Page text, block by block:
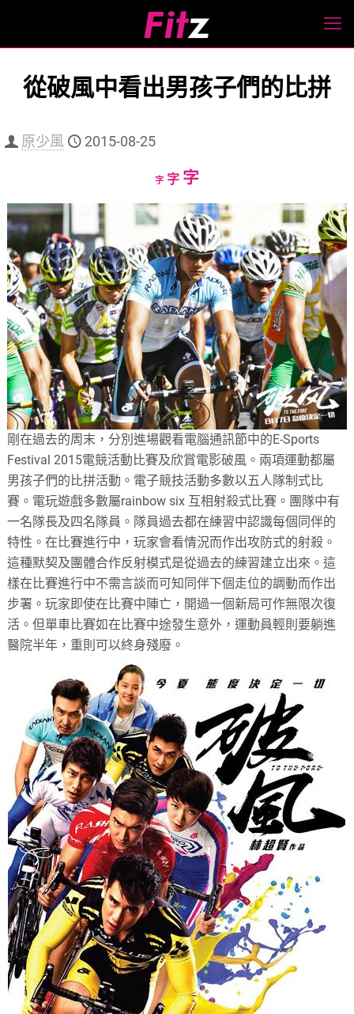
從破風中看出男孩子們的比拼
原少風 2015-08-25
字Decrease
字Reset
size.
字Increase
size.
剛在過去的周末，分別進場觀看電腦通訊節中的E-Sports
Festival 2015電競活動比賽及欣賞電影破風。兩項運動都屬
男孩子們的比拼活動。電子競技活動多數以五人隊制式比
賽。電玩遊戲多數屬rainbow six 互相射殺式比賽。團隊中有
一名隊長及四名隊員。隊員過去都在練習中認識每個同伴的
特性。在比賽進行中，玩家會看情況而作出攻防式的射殺。
這種默契及團體合作反射模式是從過去的練習建立出來。這
樣在比賽進行中不需言談而可知同伴下個走位的調動而作出
步署。玩家即使在比賽中陣亡，開過一個新局可作無限次復
活。但單車比賽如在比賽中途發生意外，運動員輕則要躺進
醫院半年，重則可以終身殘廢。